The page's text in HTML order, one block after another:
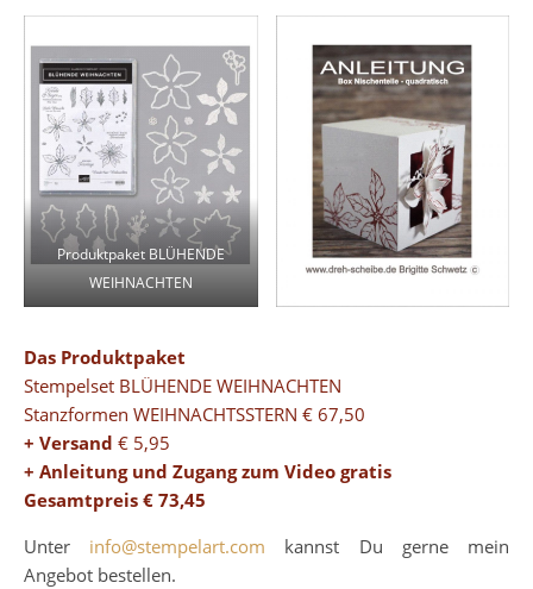
Produktpaket BLÜHENDE
WEIHNACHTEN
Das Produktpaket
Stempelset BLÜHENDE WEIHNACHTEN
Stanzformen WEIHNACHTSSTERN € 67,50
+ Versand € 5,95
+ Anleitung und Zugang zum Video gratis
Gesamtpreis € 73,45
Unter info@stempelart.com kannst Du gerne mein
Angebot bestellen.